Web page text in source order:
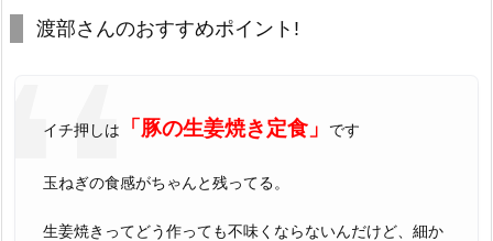
渡部さんのおすすめポイント!
イチ押しは 「豚の生姜焼き定食」 です
玉ねぎの食感がちゃんと残ってる。
生姜焼きってどう作っても不味くならないんだけど、細か